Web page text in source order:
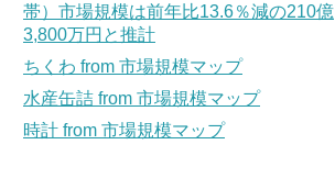
帯）市場規模は前年比13.6％減の210億
3,800万円と推計
ちくわ from 市場規模マップ
水産缶詰 from 市場規模マップ
時計 from 市場規模マップ